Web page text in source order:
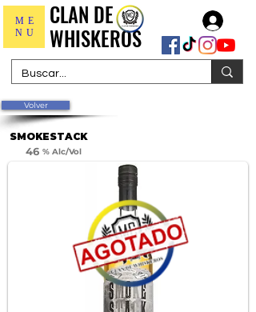
CLAN DE
WHISKEROS
CLAN DE
WHISKEROS
ME
NU
Volver
SMOKESTACK
46 % Alc/Vol